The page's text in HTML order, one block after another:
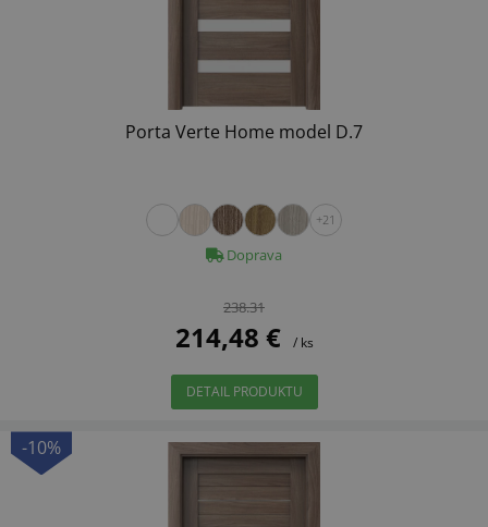
Porta Verte Home model D.7
+21
Doprava
238.31
214,48 € / ks
DETAIL PRODUKTU
-10%